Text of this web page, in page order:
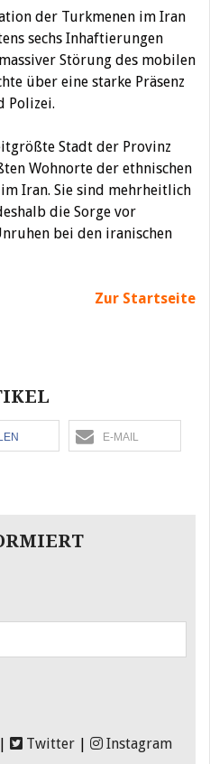
der Turkmenen im Iran
sechs Inhaftierungen
Störung des mobilen
über eine starke Präsenz
Polizei.
Stadt der Provinz
Wohnorte der ethnischen
Iran. Sie sind mehrheitlich
die Sorge vor
bei den iranischen
Zur Startseite
E-MAIL
| Twitter | Instagram